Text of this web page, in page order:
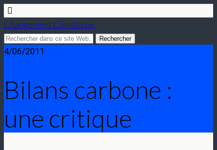
Changement Climatique
4/06/2011
Bilans carbone :
une critique